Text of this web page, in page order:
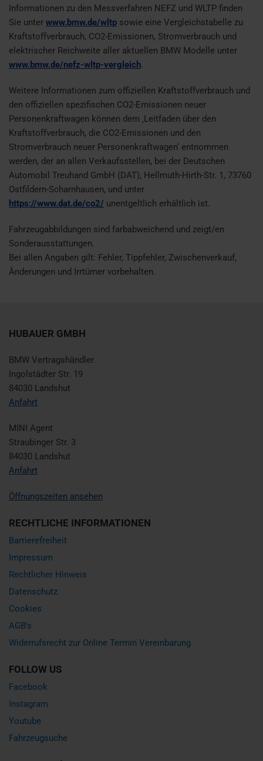
Informationen zu den Messverfahren NEFZ und WLTP finden
Sie unter www.bmw.de/wltp sowie eine Vergleichstabelle zu
Kraftstoffverbrauch, CO2-Emissionen, Stromverbrauch und
elektrischer Reichweite aller aktuellen BMW Modelle unter
www.bmw.de/nefz-wltp-vergleich.
Weitere Informationen zum offiziellen Kraftstoffverbrauch und
den offiziellen spezifischen CO2-Emissionen neuer
Personenkraftwagen können dem ‚Leitfaden über den
Kraftstoffverbrauch, die CO2-Emissionen und den
Stromverbrauch neuer Personenkraftwagen‘ entnommen
werden, der an allen Verkaufsstellen, bei der Deutschen
Automobil Treuhand GmbH (DAT), Hellmuth-Hirth-Str. 1, 73760
Ostfildern-Scharnhausen, und unter
https://www.dat.de/co2/ unentgeltlich erhältlich ist.
Fahrzeugabbildungen sind farbabweichend und zeigt/en
Sonderausstattungen.
Bei allen Angaben gilt: Fehler, Tippfehler, Zwischenverkauf,
Änderungen und Irrtümer vorbehalten.
HUBAUER GMBH
BMW Vertragshändler
Ingolstädter Str. 19
84030 Landshut
Anfahrt
MINI Agent
Straubinger Str. 3
84030 Landshut
Anfahrt
Öffnungszeiten ansehen
RECHTLICHE INFORMATIONEN
Barrierefreiheit
Impressum
Rechtlicher Hinweis
Datenschutz
Cookies
AGB's
Widerrufsrecht zur Online Termin Vereinbarung
FOLLOW US
Facebook
Instagram
Youtube
Fahrzeugsuche